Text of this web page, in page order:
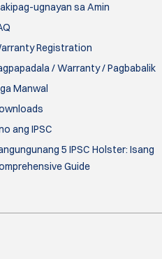
ugnayan sa Amin
Registration
/ Warranty / Pagbabalik
Manwal
ang IPSC
5 IPSC Holster: Isang
Guide